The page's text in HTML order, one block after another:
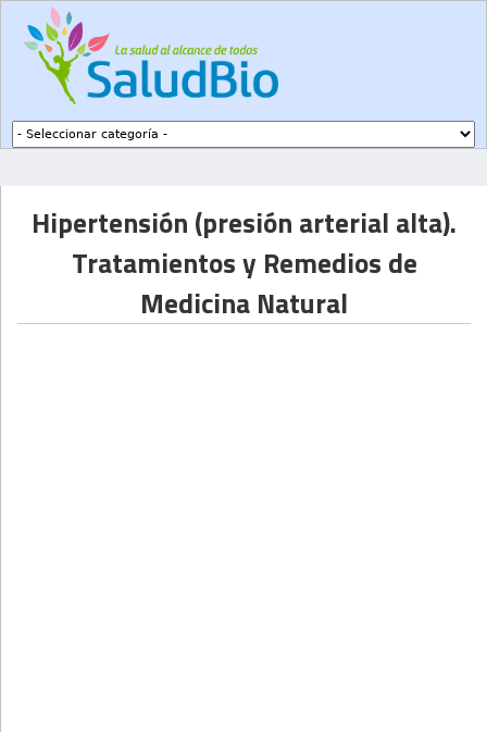
Hipertensión (presión arterial alta).
Tratamientos y Remedios de
Medicina Natural